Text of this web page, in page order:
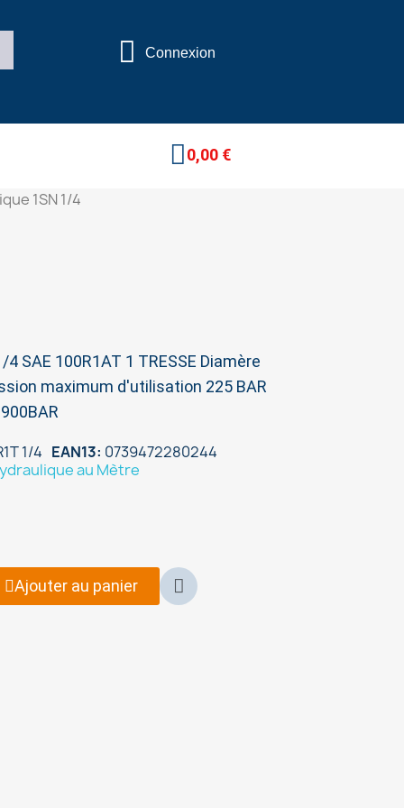
Connexion
0,00 €
1SN 1/4
SAE 100R1AT 1 TRESSE Diamère
maximum d'utilisation 225 BAR
1/4 EAN13 0739472280244
au Mètre
Ajouter au panier